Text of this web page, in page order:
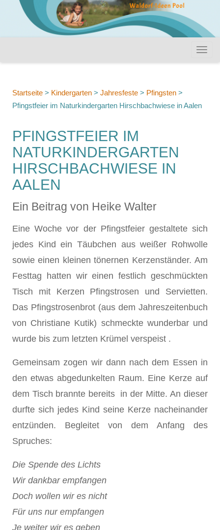
Startseite > Kindergarten > Jahresfeste > Pfingsten >
Pfingstfeier im Naturkindergarten Hirschbachwiese in Aalen
PFINGSTFEIER IM
NATURKINDERGARTEN
HIRSCHBACHWIESE IN
AALEN
Ein Beitrag von Heike Walter
Eine Woche vor der Pfingstfeier gestaltete sich
jedes Kind ein Täubchen aus weißer Rohwolle
sowie einen kleinen tönernen Kerzenständer. Am
Festtag hatten wir einen festlich geschmückten
Tisch mit Kerzen Pfingstrosen und Servietten.
Das Pfingstrosenbrot (aus dem Jahreszeitenbuch
von Christiane Kutik) schmeckte wunderbar und
wurde bis zum letzten Krümel verspeist .
Gemeinsam zogen wir dann nach dem Essen in
den etwas abgedunkelten Raum. Eine Kerze auf
dem Tisch brannte bereits in der Mitte. An dieser
durfte sich jedes Kind seine Kerze nacheinander
entzünden. Begleitet von dem Anfang des
Spruches:
Die Spende des Lichts
Wir dankbar empfangen
Doch wollen wir es nicht
Für uns nur empfangen
Je weiter wir es geben